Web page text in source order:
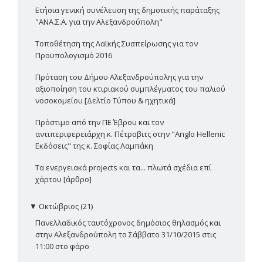
Ετήσια γενική συνέλευση της δημοτικής παράταξης
"ΑΝΑ.Σ.Α. για την Αλεξανδρούπολη"
Τοποθέτηση της Λαϊκής Συσπείρωσης για τον
Προϋπολογισμό 2016
Πρόταση του Δήμου Αλεξανδρούπολης για την
αξιοποίηση του κτιριακού συμπλέγματος του παλιού
νοσοκομείου [Δελτίο Τύπου & ηχητικά]
Πρόστιμο από την ΠΕ Έβρου και τον
αντιπεριφερειάρχη κ. Πέτροβιτς στην "Anglo Hellenic
Εκδόσεις" της κ. Σοφίας Λαμπάκη
Τα ενεργειακά projects και τα... πλωτά σχέδια επί
χάρτου [άρθρο]
▼ Οκτώβριος (21)
Πανελλαδικός ταυτόχρονος δημόσιος θηλασμός και
στην Αλεξανδρούπολη το Σάββατο 31/10/2015 στις
11:00 στο φάρο